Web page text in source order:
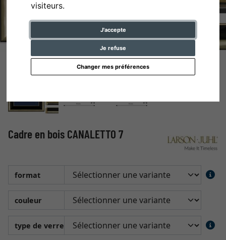
visiteurs.
J'accepte
Je refuse
Changer mes préférences
Cadre en bois CANALETTO 7
format
couleur
type de verre